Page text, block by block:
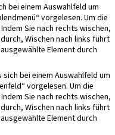
bei einem Auswahlfeld um
vorgelesen. Um die
Sie nach rechts wischen,
Wischen nach links führt
Element durch
sich bei einem Auswahlfeld um
vorgelesen. Um die
Sie nach rechts wischen,
Wischen nach links führt
Element durch